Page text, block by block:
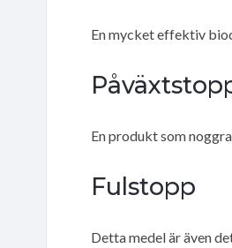
En mycket effektiv
En produkt som
Fulstopp
Detta medel är även